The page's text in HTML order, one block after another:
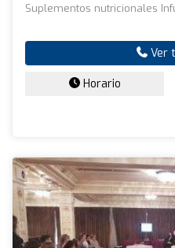
Suplementos nutricionales
Ver
Horario